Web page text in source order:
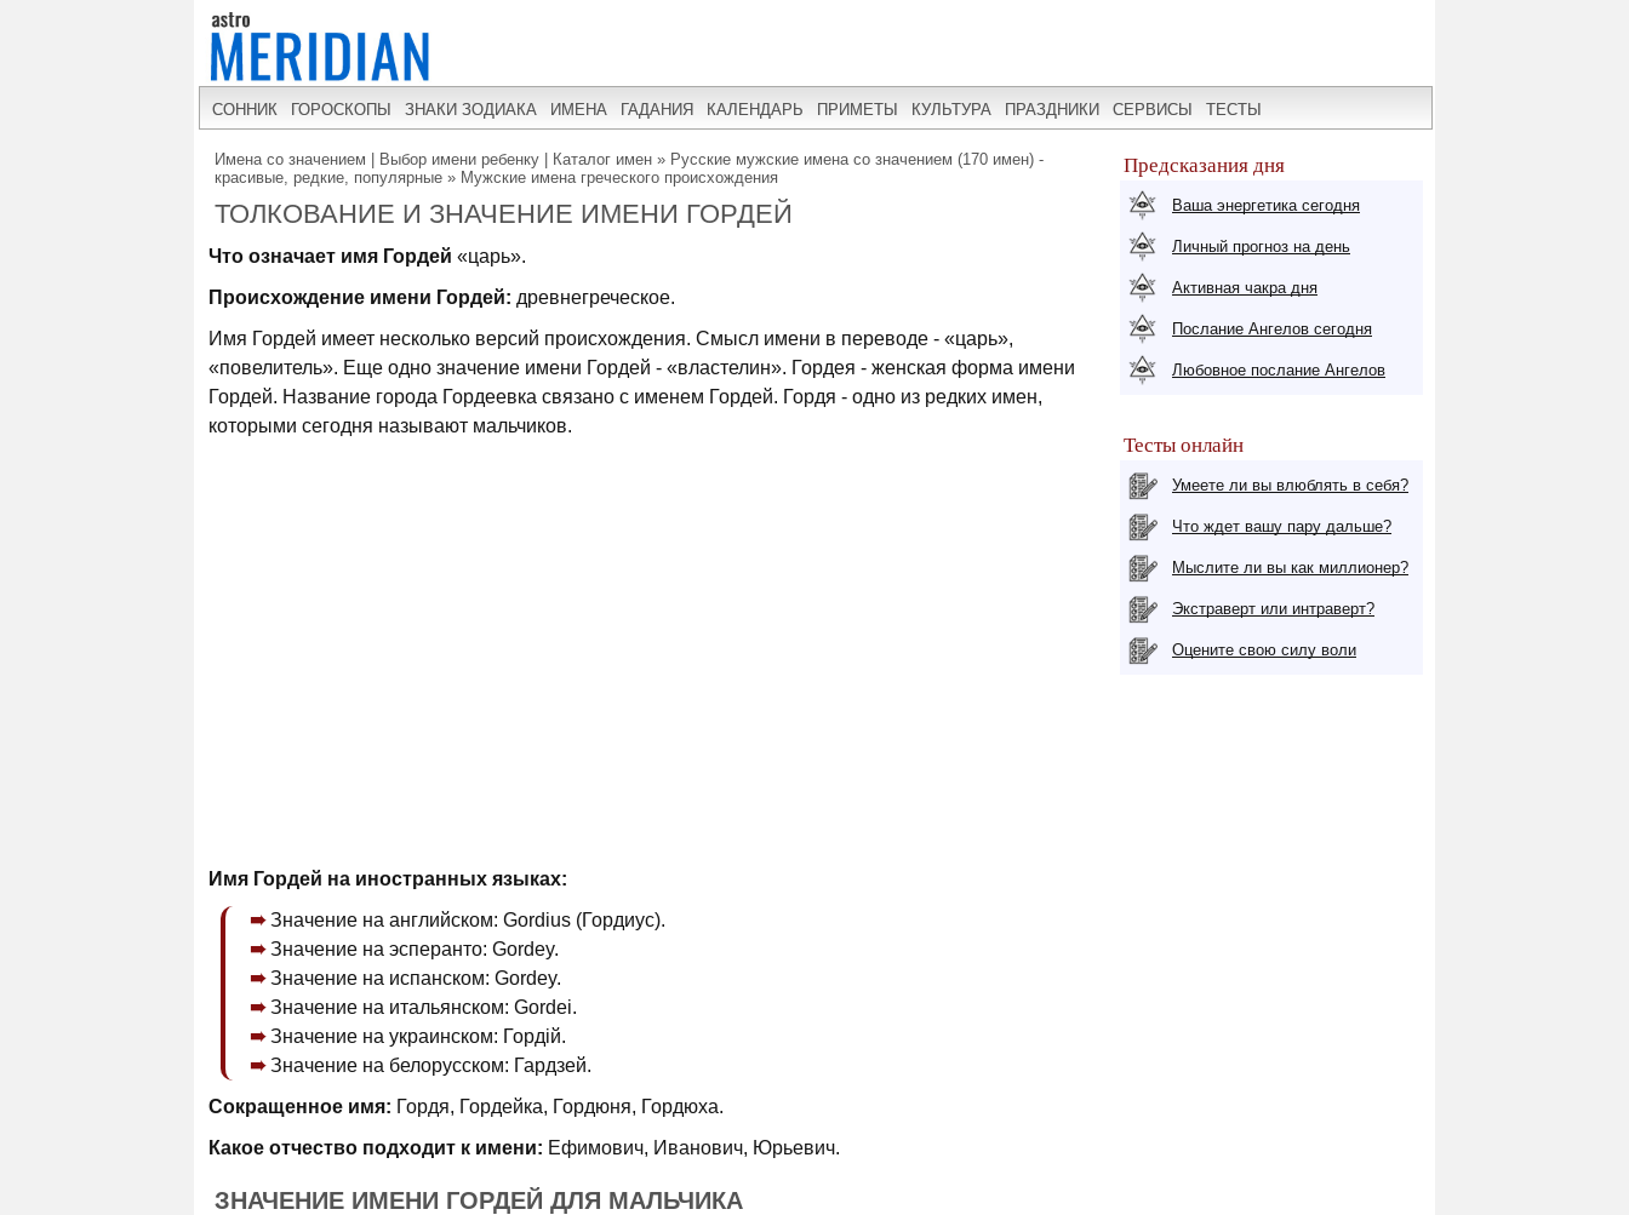
СОННИК ГОРОСКОПЫ ЗНАКИ ЗОДИАКА ИМЕНА ГАДАНИЯ КАЛЕНДАРЬ ПРИМЕТЫ КУЛЬТУРА ПРАЗДНИКИ СЕРВИСЫ ТЕСТЫ
Имена со значением | Выбор имени ребенку | Каталог имен » Русские мужские имена со значением (170 имен) -
красивые, редкие, популярные » Мужские имена греческого происхождения
ТОЛКОВАНИЕ И ЗНАЧЕНИЕ ИМЕНИ ГОРДЕЙ
Что означает имя Гордей «царь».
Происхождение имени Гордей: древнегреческое.
Имя Гордей имеет несколько версий происхождения. Смысл имени в переводе - «царь»,
«повелитель». Еще одно значение имени Гордей - «властелин». Гордея - женская форма имени
Гордей. Название города Гордеевка связано с именем Гордей. Гордя - одно из редких имен,
которыми сегодня называют мальчиков.
Имя Гордей на иностранных языках:
Значение на английском: Gordius (Гордиус).
Значение на эсперанто: Gordey.
Значение на испанском: Gordey.
Значение на итальянском: Gordei.
Значение на украинском: Гордій.
Значение на белорусском: Гардзей.
Сокращенное имя: Гордя, Гордейка, Гордюня, Гордюха.
Какое отчество подходит к имени: Ефимович, Иванович, Юрьевич.
ЗНАЧЕНИЕ ИМЕНИ ГОРДЕЙ ДЛЯ МАЛЬЧИКА
Предсказания дня
Ваша энергетика сегодня
Личный прогноз на день
Активная чакра дня
Послание Ангелов сегодня
Любовное послание Ангелов
Тесты онлайн
Умеете ли вы влюблять в себя?
Что ждет вашу пару дальше?
Мыслите ли вы как миллионер?
Экстраверт или интраверт?
Оцените свою силу воли